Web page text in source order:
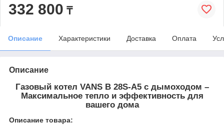
332 800 ₸
Описание Характеристики Доставка Оплата
Описание
Газовый котел VANS B 28S-A5 с дымоходом –
Максимальное тепло и эффективность для
вашего дома
Описание товара: